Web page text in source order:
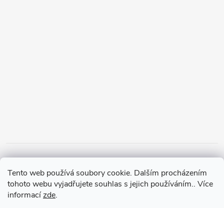
Tento web používá soubory cookie. Dalším procházením
tohoto webu vyjadřujete souhlas s jejich používáním.. Více
informacízde.